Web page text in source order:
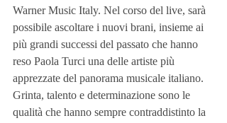
Warner Music Italy. Nel corso del live, sarà
possibile ascoltare i nuovi brani, insieme ai
più grandi successi del passato che hanno
reso Paola Turci una delle artiste più
apprezzate del panorama musicale italiano.
Grinta, talento e determinazione sono le
qualità che hanno sempre contraddistinto la